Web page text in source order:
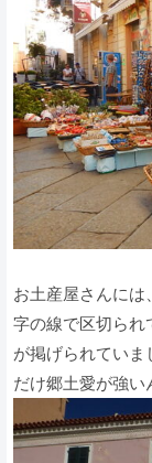
お土産屋さんに
字の線で区切られ
が掲げられてい
だけ郷土愛が強い